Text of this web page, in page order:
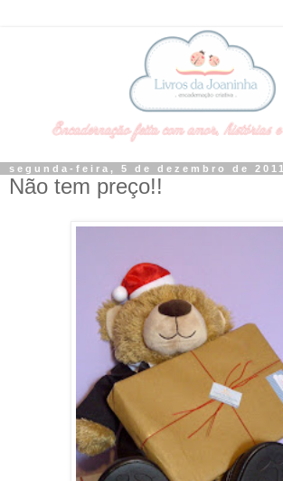
segunda-feira, 5 de dezembro de 2011
Não tem preço!!